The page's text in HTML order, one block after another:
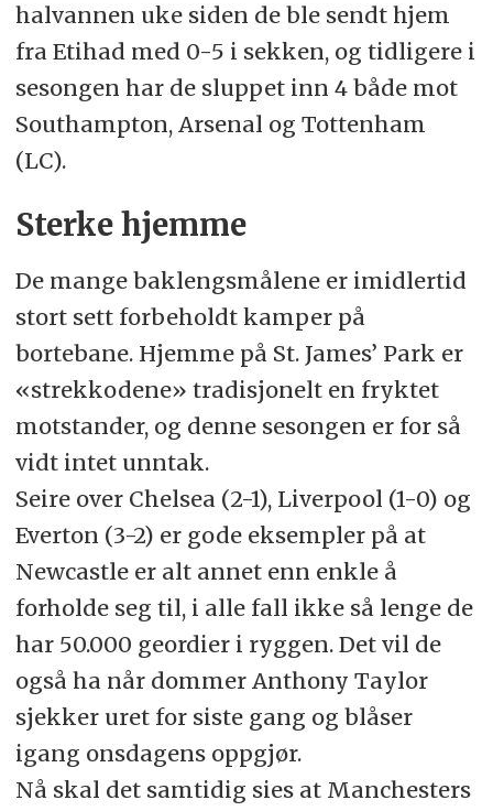
halvannen uke siden de ble sendt hjem
fra Etihad med 0-5 i sekken, og tidligere i
sesongen har de sluppet inn 4 både mot
Southampton, Arsenal og Tottenham
(LC).
Sterke hjemme
De mange baklengsmålene er imidlertid
stort sett forbeholdt kamper på
bortebane. Hjemme på St. James’ Park er
«strekkodene» tradisjonelt en fryktet
motstander, og denne sesongen er for så
vidt intet unntak.
Seire over Chelsea (2-1), Liverpool (1-0) og
Everton (3-2) er gode eksempler på at
Newcastle er alt annet enn enkle å
forholde seg til, i alle fall ikke så lenge de
har 50.000 geordier i ryggen. Det vil de
også ha når dommer Anthony Taylor
sjekker uret for siste gang og blåser
igang onsdagens oppgjør.
Nå skal det samtidig sies at Manchesters